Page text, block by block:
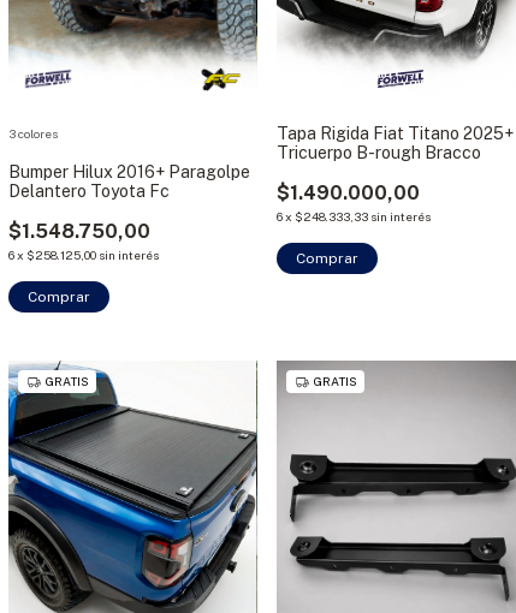
Bumper Hilux 2016+ Paragolpe
Delantero Toyota Fc
$1.548.750,00
6x $258.125,00 sin interés
3 colores
Comprar
Tapa Rigida Fiat Titano 2025+
Tricuerpo B-rough Bracco
$1.490.000,00
6x $248.333,33 sin interés
Comprar
GRATIS GRATIS